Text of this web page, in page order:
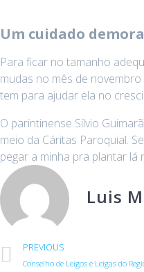
Um cuidado
Para ficar no tamanho
mudas no mês de
tem para ajudar ela no
O parintinense Sílvio
meio da Cáritas Paroquial.
pegar a minha pra plantar lá
Luis
PREVIOUS
Conselho de Leigos e Leigas do